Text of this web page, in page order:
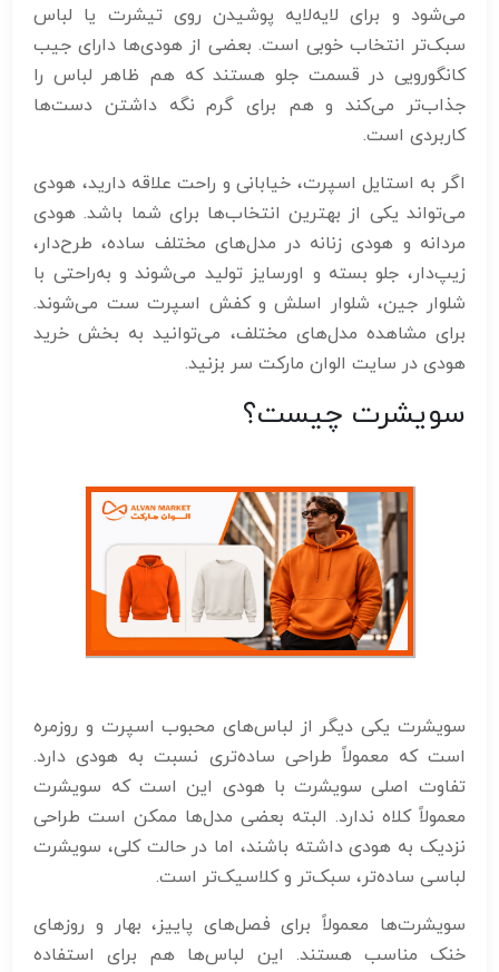
می‌شود و برای لایه‌لایه پوشیدن روی تیشرت یا لباس
سبک‌تر انتخاب خوبی است. بعضی از هودی‌ها دارای جیب
کانگورویی در قسمت جلو هستند که هم ظاهر لباس را
جذاب‌تر می‌کند و هم برای گرم نگه داشتن دست‌ها
کاربردی است.
اگر به استایل اسپرت، خیابانی و راحت علاقه دارید، هودی
می‌تواند یکی از بهترین انتخاب‌ها برای شما باشد. هودی
مردانه و هودی زنانه در مدل‌های مختلف ساده، طرح‌دار،
زیپ‌دار، جلو بسته و اورسایز تولید می‌شوند و به‌راحتی با
شلوار جین، شلوار اسلش و کفش اسپرت ست می‌شوند.
برای مشاهده مدل‌های مختلف، می‌توانید به بخش خرید
هودی در سایت الوان مارکت سر بزنید.
سویشرت چیست؟
سویشرت یکی دیگر از لباس‌های محبوب اسپرت و روزمره
است که معمولاً طراحی ساده‌تری نسبت به هودی دارد.
تفاوت اصلی سویشرت با هودی این است که سویشرت
معمولاً کلاه ندارد. البته بعضی مدل‌ها ممکن است طراحی
نزدیک به هودی داشته باشند، اما در حالت کلی، سویشرت
لباسی ساده‌تر، سبک‌تر و کلاسیک‌تر است.
سویشرت‌ها معمولاً برای فصل‌های پاییز، بهار و روزهای
خنک مناسب هستند. این لباس‌ها هم برای استفاده